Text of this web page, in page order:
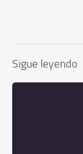
Sigue leyendo